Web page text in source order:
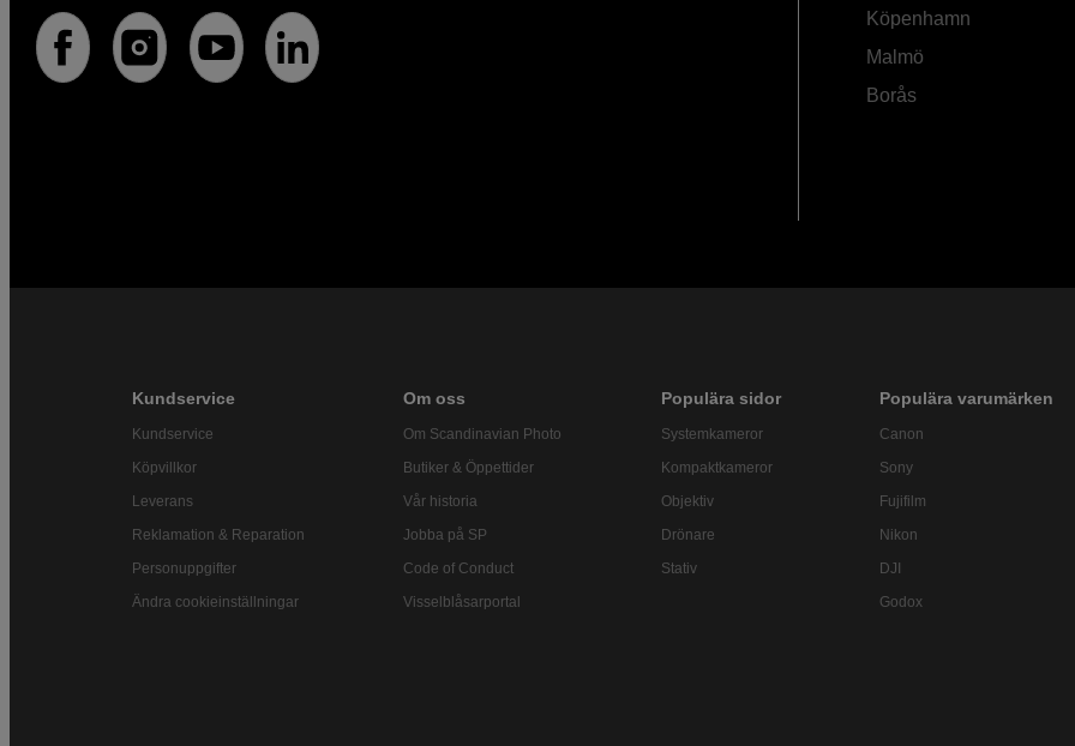
Köpenhamn
Malmö
Borås
Kundservice
Kundservice
Köpvillkor
Leverans
Reklamation & Reparation
Personuppgifter
Ändra cookieinställningar
Om oss
Om Scandinavian Photo
Butiker & Öppettider
Vår historia
Jobba på SP
Code of Conduct
Visselblåsarportal
Populära sidor
Systemkameror
Kompaktkameror
Objektiv
Drönare
Stativ
Populära varumärken
Canon
Sony
Fujifilm
Nikon
DJI
Godox